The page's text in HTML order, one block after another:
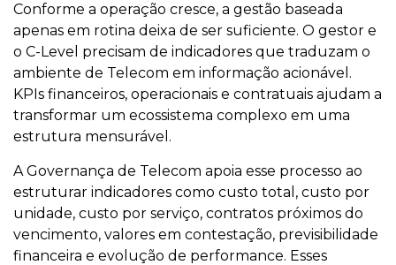
Conforme a operação cresce, a gestão baseada
apenas em rotina deixa de ser suficiente. O gestor e
o C-Level precisam de indicadores que traduzam o
ambiente de Telecom em informação acionável.
KPIs financeiros, operacionais e contratuais ajudam a
transformar um ecossistema complexo em uma
estrutura mensurável.
A Governança de Telecom apoia esse processo ao
estruturar indicadores como custo total, custo por
unidade, custo por serviço, contratos próximos do
vencimento, valores em contestação, previsibilidade
financeira e evolução de performance. Esses